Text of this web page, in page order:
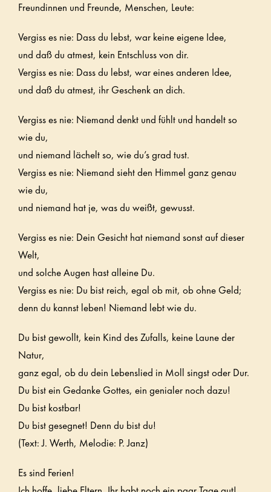
Freundinnen und Freunde, Menschen, Leute:
Vergiss es nie: Dass du lebst, war keine eigene Idee,
und daß du atmest, kein Entschluss von dir.
Vergiss es nie: Dass du lebst, war eines anderen Idee,
und daß du atmest, ihr Geschenk an dich.
Vergiss es nie: Niemand denkt und fühlt und handelt so
wie du,
und niemand lächelt so, wie du’s grad tust.
Vergiss es nie: Niemand sieht den Himmel ganz genau
wie du,
und niemand hat je, was du weißt, gewusst.
Vergiss es nie: Dein Gesicht hat niemand sonst auf dieser
Welt,
und solche Augen hast alleine Du.
Vergiss es nie: Du bist reich, egal ob mit, ob ohne Geld;
denn du kannst leben! Niemand lebt wie du.
Du bist gewollt, kein Kind des Zufalls, keine Laune der
Natur,
ganz egal, ob du dein Lebenslied in Moll singst oder Dur.
Du bist ein Gedanke Gottes, ein genialer noch dazu!
Du bist kostbar!
Du bist gesegnet! Denn du bist du!
(Text: J. Werth, Melodie: P. Janz)
Es sind Ferien!